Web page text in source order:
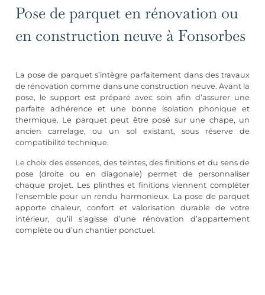
Pose de parquet en rénovation ou
en construction neuve à Fonsorbes
La pose de parquet s’intègre parfaitement dans des travaux
de rénovation comme dans une construction neuve. Avant la
pose, le support est préparé avec soin afin d’assurer une
parfaite adhérence et une bonne isolation phonique et
thermique. Le parquet peut être posé sur une chape, un
ancien carrelage, ou un sol existant, sous réserve de
compatibilité technique.
Le choix des essences, des teintes, des finitions et du sens de
pose (droite ou en diagonale) permet de personnaliser
chaque projet. Les plinthes et finitions viennent compléter
l’ensemble pour un rendu harmonieux. La pose de parquet
apporte chaleur, confort et valorisation durable de votre
intérieur, qu’il s’agisse d’une rénovation d’appartement
complète ou d’un chantier ponctuel.